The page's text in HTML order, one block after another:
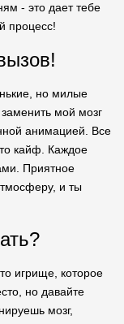
- это дает тебе
процесс!
но милые
мой мозг
анимацией. Все
кайф. Каждое
Приятное
и ты
игрище, которое
но давайте
мозг,